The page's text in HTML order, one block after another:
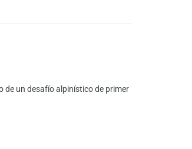
de un desafío alpinístico de primer